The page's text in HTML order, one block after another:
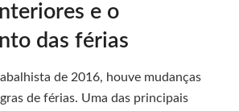
e o
das férias
de 2016, houve mudanças
de férias. Uma das principais